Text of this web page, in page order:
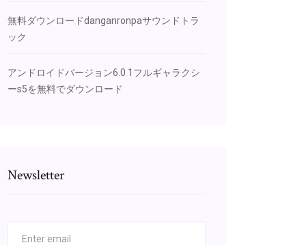
無料ダウンロードdanganronpaサウンドトラ
ック
アンドロイドバージョン6.0 1フルギャラクシ
ーs5を無料でダウンロード
Newsletter